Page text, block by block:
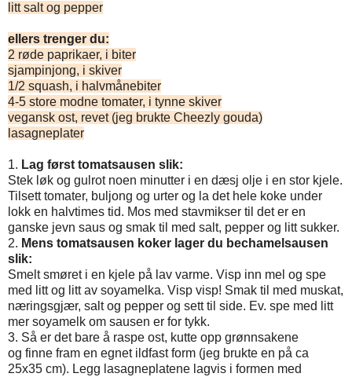
litt salt og pepper
ellers trenger du:
2 røde paprikaer, i biter
sjampinjong, i skiver
1/2 squash, i halvmånebiter
4-5 store modne tomater, i tynne skiver
vegansk ost, revet (jeg brukte Cheezly gouda)
lasagneplater
1. Lag først tomatsausen slik:
Stek løk og gulrot noen minutter i en dæsj olje i en stor kjele.
Tilsett tomater, buljong og urter og la det hele koke under
lokk en halvtimes tid. Mos med stavmikser til det er en
ganske jevn saus og smak til med salt, pepper og litt sukker.
2. Mens tomatsausen koker lager du bechamelsausen
slik:
Smelt smøret i en kjele på lav varme. Visp inn mel og spe
med litt og litt av soyamelka. Visp visp! Smak til med muskat,
næringsgjær, salt og pepper og sett til side. Ev. spe med litt
mer soyamelk om sausen er for tykk.
3. Så er det bare å raspe ost, kutte opp grønnsakene
og finne fram en egnet ildfast form (jeg brukte en på ca
25x35 cm). Legg lasagneplatene lagvis i formen med